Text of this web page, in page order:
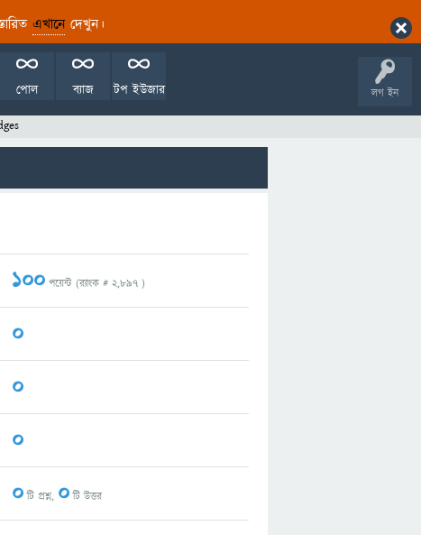
এখানেদেখুন।
লগ ইন
টপ ইউজার
ব্যাজ
পোল
100 পয়েন্ট (র‌্যাংক #2,897 )
0
0
0
0টি প্রশ্ন, 0টি উত্তর